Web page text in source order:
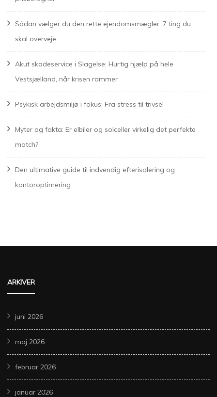
Sådan vælger du den rette ejendomsmægler: 7 ting du
skal overveje
Akut skadeservice i Slagelse: Hurtig hjælp på hele
Vestsjælland, når krisen rammer
Psykisk arbejdsmiljø i fokus: Fra stress til trivsel
Myter og fakta: Er elbiler og solceller virkelig det perfekte
match?
Den ultimative guide til indvendig efterisolering og
kontoroptimering
ARKIVER
juni 2026
maj 2026
februar 2026
januar 2026